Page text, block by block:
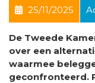
25/11/2025
De Tweede
over een
waarmee
geconfronteerd.